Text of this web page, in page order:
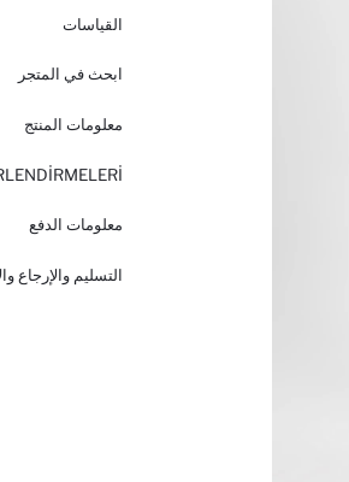
القياسات
ابحث في المتجر
معلومات المنتج
معلومات الدفع
التسليم والإرجاع